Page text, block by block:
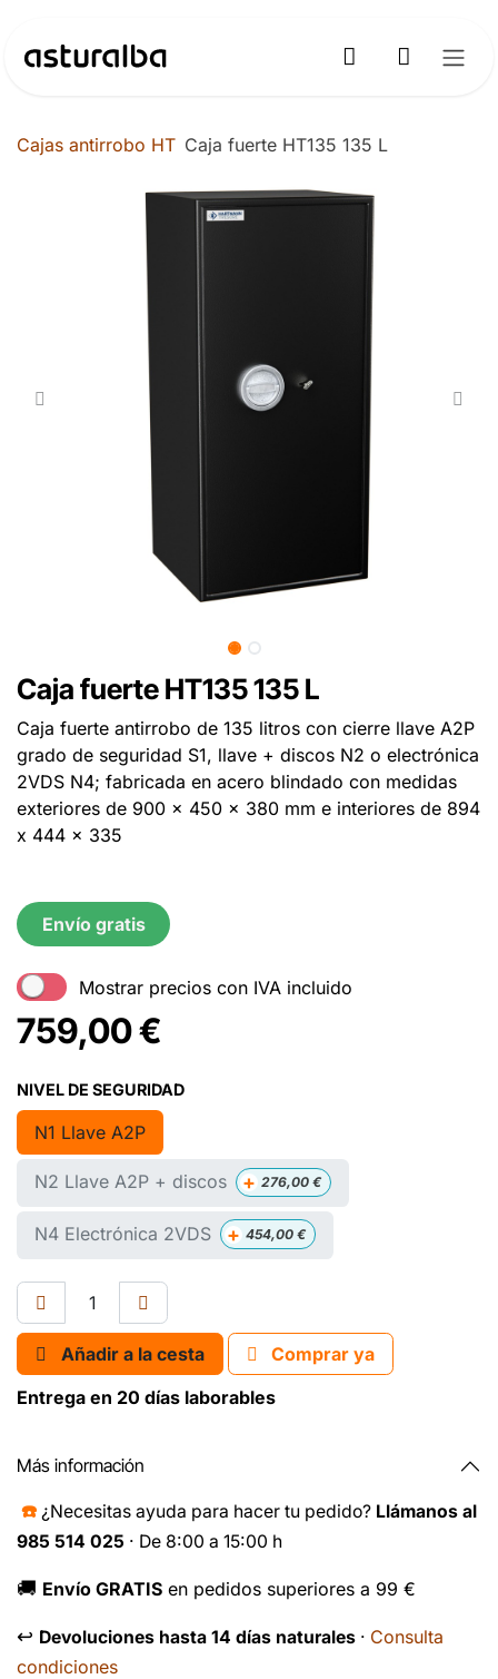
Cajas antirrobo HT Caja fuerte HT135 135 L
Caja fuerte HT135 135 L
Caja fuerte antirrobo de 135 litros con cierre llave A2P
grado de seguridad S1, llave + discos N2 o electrónica
2VDS N4; fabricada en acero blindado con medidas
exteriores de 900 x 450 x 380 mm e interiores de 894
x 444 x 335
Envío gratis
Mostrar precios con IVA incluido
759,00€
NIVEL DE SEGURIDAD
N1 Llave A2P
N2 Llave A2P + discos + 276,00 €
N4 Electrónica 2VDS + 454,00 €
Añadir a la cesta
Comprar ya
Entrega en 20 días laborables
Más información
☎️ ¿Necesitas ayuda para hacer tu pedido? Llámanos al
985 514 025 · De 8:00 a 15:00 h
🚚 Envío GRATIS en pedidos superiores a 99 €
↩️ Devoluciones hasta 14 días naturales · Consulta
condiciones